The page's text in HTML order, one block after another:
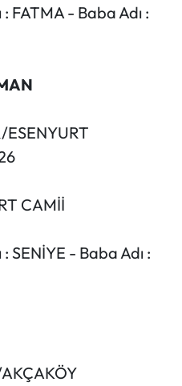
: FATMA - Baba Adı :
CAMİİ
: SENİYE - Baba Adı :